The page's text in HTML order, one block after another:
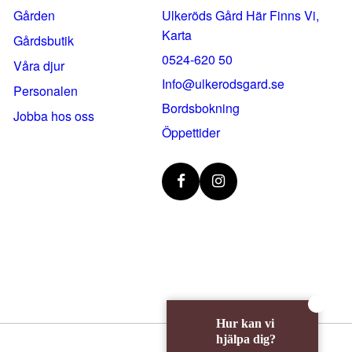
Gården
Gårdsbutik
Våra djur
Personalen
Jobba hos oss
Ulkeröds Gård Här Finns Vi,
Karta
0524-620 50
info@ulkerodsgard.se
Bordsbokning
Öppettider
Hur kan vi
hjälpa dig?